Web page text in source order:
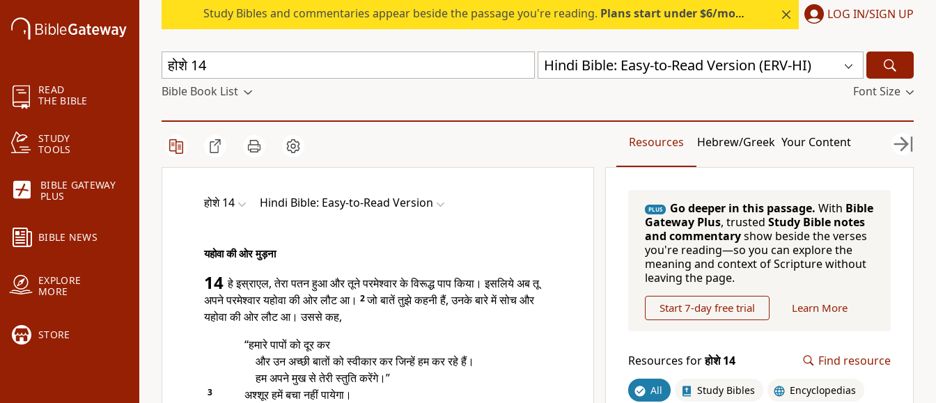
READ
THE BIBLE
STUDY
TOOLS
BIBLE GATEWAY
PLUS
BIBLE NEWS
EXPLORE
MORE
STORE
Study Bibles and commentaries appear beside the passage you're reading. Plans start under $6/month. Start free. LOG IN/SIGN UP
Hindi Bible: Easy-to-Read Version (ERV-HI)
Bible Book List Font Size
Resources Hebrew/Greek Your Content
होशे 14 Hindi Bible: Easy-to-Read Version
यहोवा की ओर मुड़ना
14हे इस्राएल, तेरा पतन हुआ और तूने परमेश्वार के विरूद्ध पाप किया। इसलिये अब तू
अपने परमेश्वार यहोवा की ओर लौट आ। 2जो बातें तुझे कहनी हैं, उनके बारे में सोच और
यहोवा की ओर लौट आ। उससे कह,
“हमारे पापों को दूर कर
और उन अच्छी बातों को स्वीकार कर जिन्हें हम कर रहे हैं।
हम अपने मुख से तेरी स्तुति करेंगे।”
3
अश्शूर हमें बचा नहीं पायेगा।
PLUS Go deeper in this passage. With Bible
Gateway Plus, trusted Study Bible notes
and commentaryshow beside the verses
you're reading—so you can explore the
meaning and context of Scripture without
leaving the page.
Start 7-day free trial Learn More
Resources forहोशे 14 Find resource
All Study Bibles Encyclopedias